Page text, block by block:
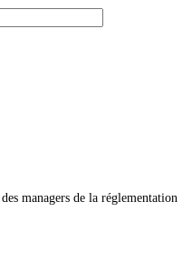
managers de la réglementation